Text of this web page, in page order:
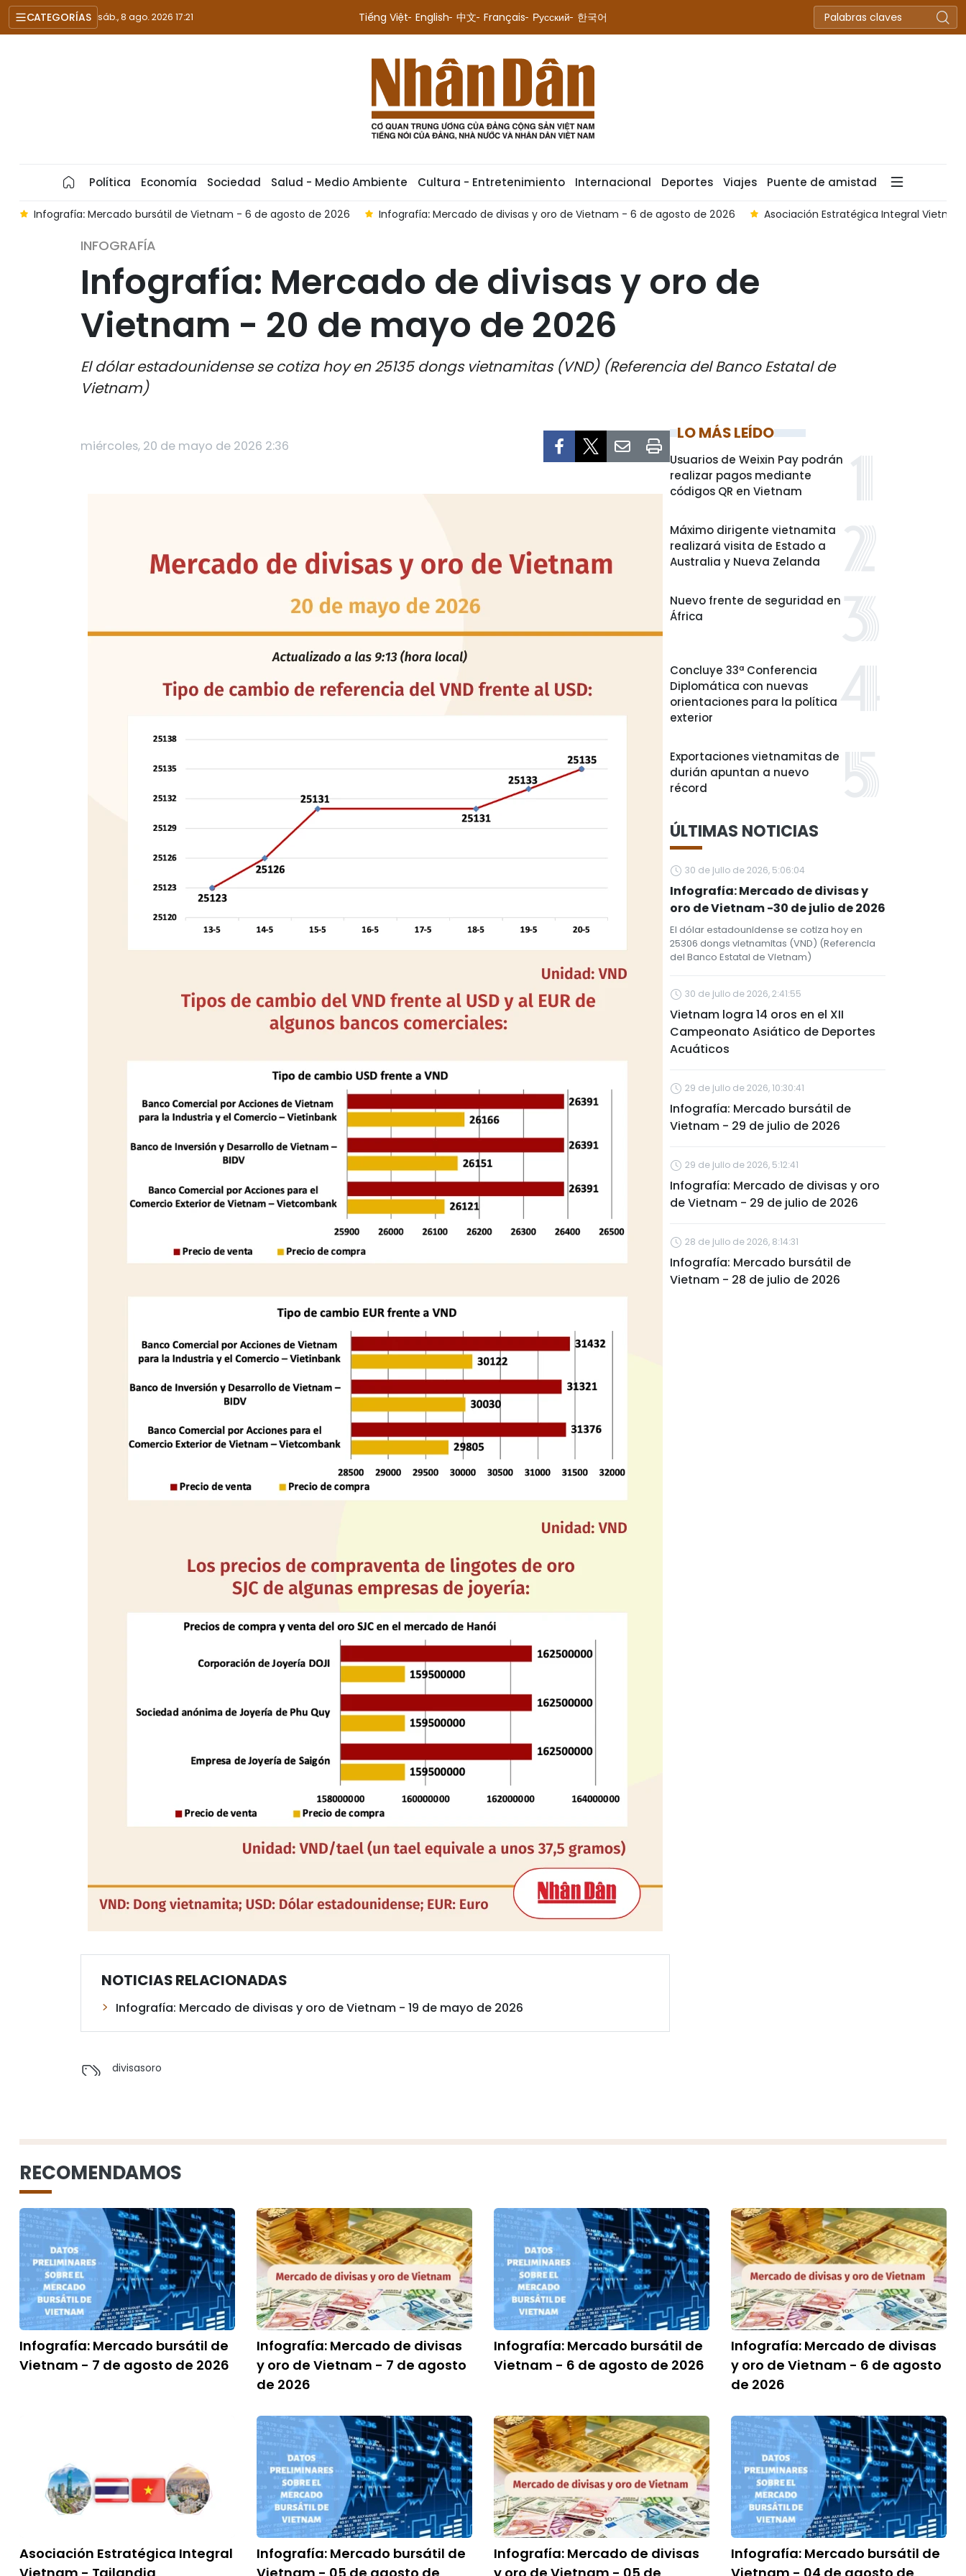
CATEGORÍAS sáb., 8 ago. 2026 17:21 Tiếng Việt English 中文 Français Русский 한국어
Política Economía Sociedad Salud - Medio Ambiente Cultura - Entretenimiento Internacional Deportes Viajes Puente de amistad
Infografía: Mercado bursátil de Vietnam - 6 de agosto de 2026 Infografía: Mercado de divisas y oro de Vietnam - 6 de agosto de 2026 Asociación Estratégica Integral
INFOGRAFÍA
Infografía: Mercado de divisas y oro de
Vietnam - 20 de mayo de 2026
El dólar estadounidense se cotiza hoy en 25135 dongs vietnamitas (VND) (Referencia del Banco Estatal de
Vietnam)
miércoles, 20 de mayo de 2026 2:36
NOTICIAS RELACIONADAS
Infografía: Mercado de divisas y oro de Vietnam - 19 de mayo de 2026
divisasoro
LO MÁS LEÍDO
Usuarios de Weixin Pay podrán
realizar pagos mediante
códigos QR en Vietnam
Máximo dirigente vietnamita
realizará visita de Estado a
Australia y Nueva Zelanda
Nuevo frente de seguridad en
África
Concluye 33ª Conferencia
Diplomática con nuevas
orientaciones para la política
exterior
Exportaciones vietnamitas de
durián apuntan a nuevo
récord
ÚLTIMAS NOTICIAS
30 de julio de 2026, 5:06:04
Infografía: Mercado de divisas y
oro de Vietnam -30 de julio de 2026
El dólar estadounidense se cotiza hoy en
25306 dongs vietnamitas (VND) (Referencia
del Banco Estatal de Vietnam)
30 de julio de 2026, 2:41:55
Vietnam logra 14 oros en el XII
Campeonato Asiático de Deportes
Acuáticos
29 de julio de 2026, 10:30:41
Infografía: Mercado bursátil de
Vietnam - 29 de julio de 2026
29 de julio de 2026, 5:12:41
Infografía: Mercado de divisas y oro
de Vietnam - 29 de julio de 2026
28 de julio de 2026, 8:14:31
Infografía: Mercado bursátil de
Vietnam - 28 de julio de 2026
RECOMENDAMOS
Infografía: Mercado bursátil de
Vietnam - 7 de agosto de 2026
Infografía: Mercado de divisas
y oro de Vietnam - 7 de agosto
de 2026
Infografía: Mercado bursátil de
Vietnam - 6 de agosto de 2026
Infografía: Mercado de divisas
y oro de Vietnam - 6 de agosto
de 2026
Asociación Estratégica Integral
Infografía: Mercado bursátil de
Infografía: Mercado de divisas
Infografía: Mercado bursátil de